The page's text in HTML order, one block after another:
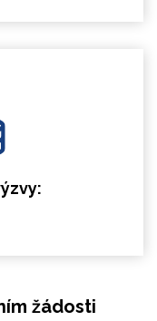
žádosti